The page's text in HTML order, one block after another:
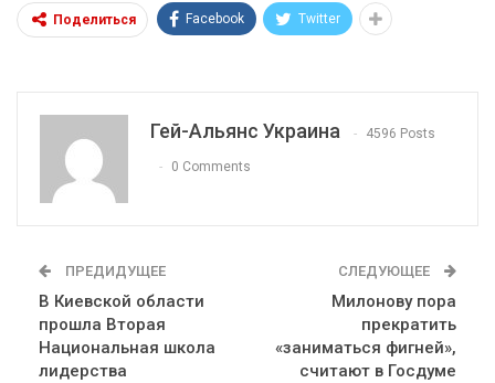
Поделиться Facebook Twitter
Гей-Альянс Украина 4596 Posts
0 Comments
ПРЕДИДУЩЕЕ
В Киевской области
прошла Вторая
Национальная школа
лидерства
СЛЕДУЮЩЕЕ
Милонову пора
прекратить
«заниматься фигней»,
считают в Госдуме